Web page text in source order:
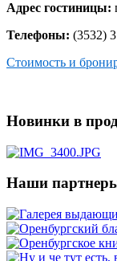
Адрес гостиницы:
Телефоны: (3532)
Стоимость и
Новинки в
Наши